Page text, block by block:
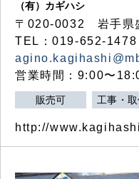
（有）カギハシ
〒020-0032 岩手県
TEL：019-652-
営業時間：9:00〜
販売可 工事・
http://